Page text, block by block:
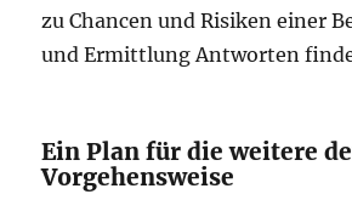
zu Chancen und Risiken einer
und Ermittlung Antworten
Ein Plan für die weitere
Vorgehensweise